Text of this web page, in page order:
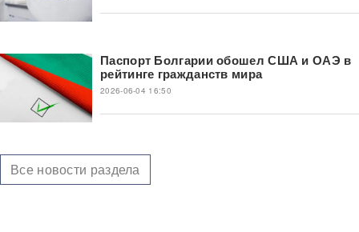
Паспорт Болгарии обошел США и ОАЭ в
рейтинге гражданств мира
2026-06-04 16:50
Все новости раздела